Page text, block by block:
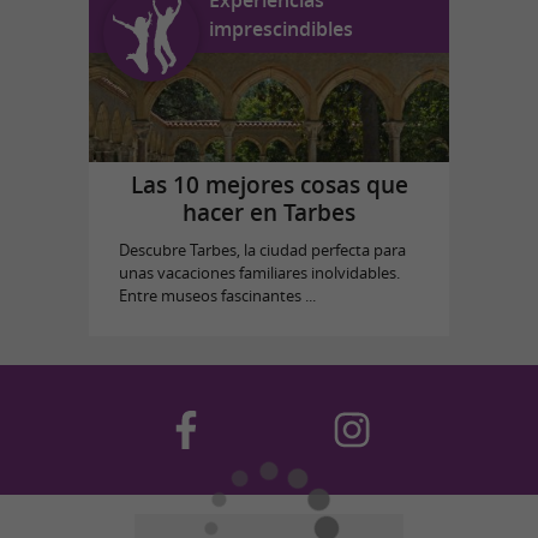
imprescindibles
Las 10 mejores cosas que
hacer en Tarbes
Descubre Tarbes, la ciudad perfecta para
unas vacaciones familiares inolvidables.
Entre museos fascinantes ...